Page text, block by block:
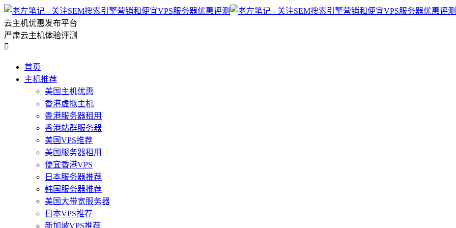
云主机优惠发布平台
严肃云主机体验评测

首页
主机推荐
美国主机优惠
香港虚拟主机
香港服务器租用
香港站群服务器
美国VPS推荐
美国服务器租用
便宜香港VPS
日本服务器推荐
韩国服务器推荐
美国大带宽服务器
日本VPS推荐
新加坡VPS推荐